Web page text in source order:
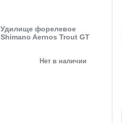
Удилище форелевое
Shimano Aernos Trout GT
Нет в наличии